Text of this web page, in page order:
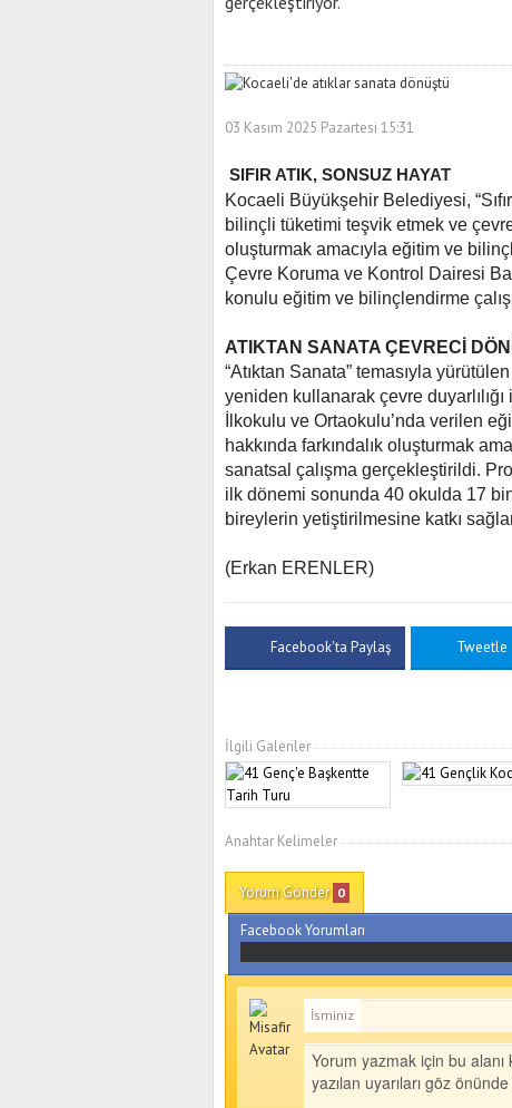
03 Kasım 2025 Pazartesi 15:31
SIFIR ATIK, SONSUZ HAYAT
Kocaeli Büyükşehir Belediyesi,
bilinçli tüketimi teşvik etmek ve
oluşturmak amacıyla eğitim ve
Çevre Koruma ve Kontrol Dairesi
konulu eğitim ve bilinçlendirme
ATIKTAN SANATA ÇEVRECİ
“Atıktan Sanata” temasıyla
yeniden kullanarak çevre duyarlılığı
İlkokulu ve Ortaokulu’nda verilen
hakkında farkındalık oluşturmak
sanatsal çalışma gerçekleştirildi.
ilk dönemi sonunda 40 okulda 17
bireylerin yetiştirilmesine katkı
(Erkan ERENLER)
Facebook'ta Paylaş Tweetle
İlgili Galeriler
Anahtar Kelimeler
Yorum Gönder 0
Facebook Yorumları
İsminiz